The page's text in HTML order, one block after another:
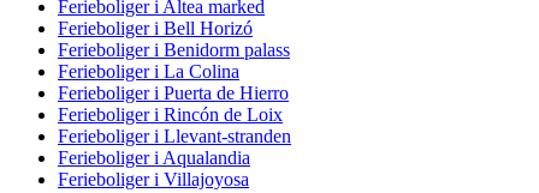
Ferieboliger i Altea marked
Ferieboliger i Bell Horizó
Ferieboliger i Benidorm palass
Ferieboliger i La Colina
Ferieboliger i Puerta de Hierro
Ferieboliger i Rincón de Loix
Ferieboliger i Llevant-stranden
Ferieboliger i Aqualandia
Ferieboliger i Villajoyosa